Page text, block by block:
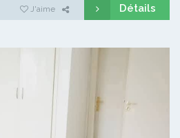
J'aime Détails